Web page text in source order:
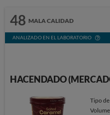
48 MALA CALIDAD
ANALIZADO EN EL LABORATORIO
HACENDADO
Tipo